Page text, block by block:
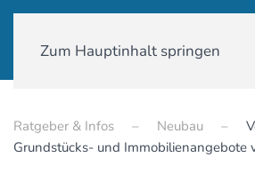
Zum Hauptinhalt springen
Ratgeber & Infos Neubau
Grundstücks- und Immobilienangebote